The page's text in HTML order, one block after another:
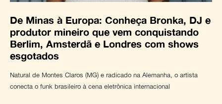
De Minas à Europa: Conheça Bronka, DJ e
produtor mineiro que vem conquistando
Berlim, Amsterdã e Londres com shows
esgotados
Natural de Montes Claros (MG) e radicado na Alemanha, o artista
conecta o funk brasileiro à cena eletrônica internacional